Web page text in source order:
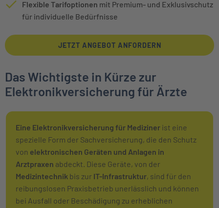
Flexible Tarifoptionen mit Premium- und Exklusivschutz
für individuelle Bedürfnisse
JETZT ANGEBOT ANFORDERN
Das Wichtigste in Kürze zur
Elektronikversicherung für Ärzte
Eine Elektronikversicherung für Mediziner ist eine
spezielle Form der Sachversicherung, die den Schutz
von elektronischen Geräten und Anlagen in
Arztpraxen abdeckt. Diese Geräte, von der
Medizintechnik bis zur IT-Infrastruktur, sind für den
reibungslosen Praxisbetrieb unerlässlich und können
bei Ausfall oder Beschädigung zu erheblichen